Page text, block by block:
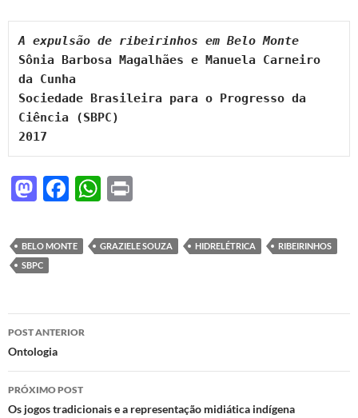
Sônia Barbosa Magalhães e Manuela Carneiro
Sociedade Brasileira para o Progresso da
M
to
d
n
F
e
b
o
k
W
at
s
p
nt
BELO MONTE GRAZIELE SOUZA HIDRELÉTRICA
RIBEIRINHOS
SBPC
Navegação
de
posts
POST ANTERIOR
Ontologia
PRÓXIMO POST
Os jogos tradicionais e a representação midiática indígena